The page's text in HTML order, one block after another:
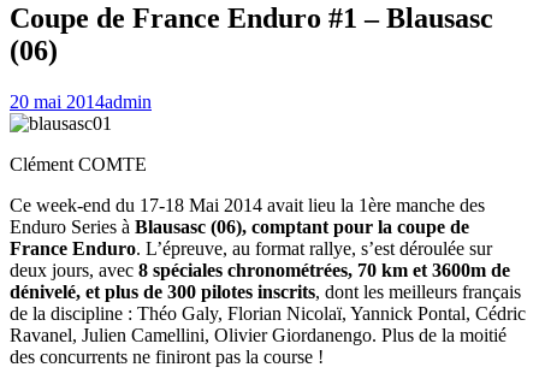
Coupe de France Enduro #1 – Blausasc
(06)
20 mai 2014admin
Clément COMTE
Ce week-end du 17-18 Mai 2014 avait lieu la 1ère manche des
Enduro Series à Blausasc (06), comptant pour la coupe de
France Enduro. L’épreuve, au format rallye, s’est déroulée sur
deux jours, avec 8 spéciales chronométrées, 70 km et 3600m de
dénivelé, et plus de 300 pilotes inscrits, dont les meilleurs français
de la discipline : Théo Galy, Florian Nicolaï, Yannick Pontal, Cédric
Ravanel, Julien Camellini, Olivier Giordanengo. Plus de la moitié
des concurrents ne finiront pas la course !